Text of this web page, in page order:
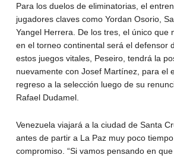
Para los duelos de eliminatorias, el
jugadores claves como Yordan Osorio,
Yangel Herrera. De los tres, el único que
en el torneo continental será el defensor
estos juegos vitales, Peseiro, tendrá la
nuevamente con Josef Martínez, para el
regreso a la selección luego de su
Rafael Dudamel.
Venezuela viajará a la ciudad de Santa
antes de partir a La Paz muy poco
compromiso. “Si vamos pensando en